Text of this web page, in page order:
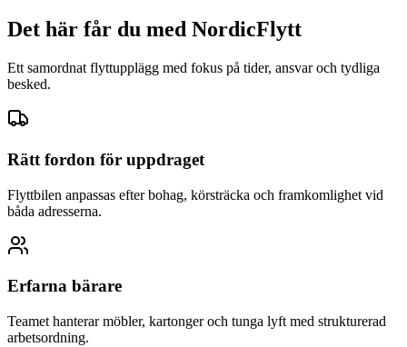
Det här får du med NordicFlytt
Ett samordnat flyttupplägg med fokus på tider, ansvar och tydliga
besked.
Rätt fordon för uppdraget
Flyttbilen anpassas efter bohag, körsträcka och framkomlighet vid
båda adresserna.
Erfarna bärare
Teamet hanterar möbler, kartonger och tunga lyft med strukturerad
arbetsordning.